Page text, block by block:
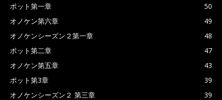
ポット第一章
50
オノケン第六章
49
オノケンシーズン２第一章
48
ポット第二章
47
オノケン第五章
43
ポット第3章
39
オノケンシーズン２ 第三章
39